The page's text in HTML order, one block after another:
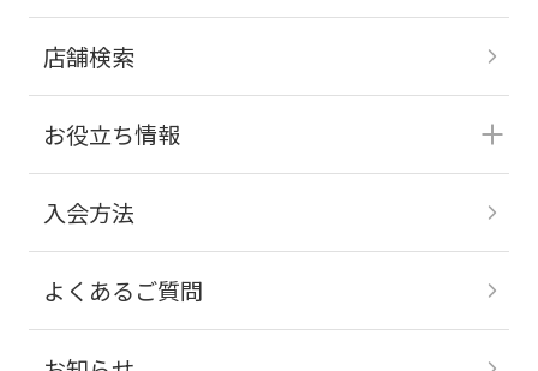
店舗検索
お役立ち情報
入会方法
よくあるご質問